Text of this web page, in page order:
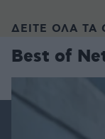
ΔΕΙΤΕ ΟΛΑ ΤΑ
Best of